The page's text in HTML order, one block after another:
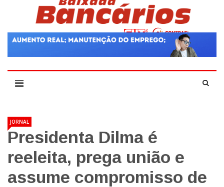
JORNAL
Presidenta Dilma é
reeleita, prega união e
assume compromisso de